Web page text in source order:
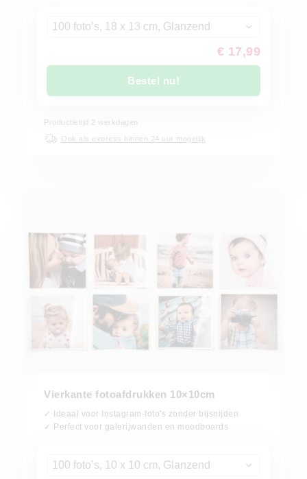
100 foto’s, 18 x 13 cm, Glanzend
€ 17,99
Bestel nu!
Productietijd 2 werkdagen
Ook als express binnen 24 uur mogelijk
Vierkante fotoafdrukken 10×10cm
✓ Ideaal voor Instagram-foto's zonder bijsnijden
✓ Perfect voor galerijwanden en moodboards
100 foto’s, 10 x 10 cm, Glanzend